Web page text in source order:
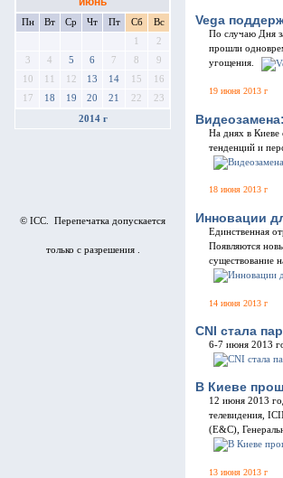
Пн Вт Ср Чт Пт Сб
Вс
1
2
3
4 5 6 7 8
9
10
11 12 13 14 15
16
17
18 19 20 21 22 23
2014 г
© ICC. Перепечатка допускается
только с разрешения .
Vega
По случаю Дня
прошли
угощения.
19 июня 2013 г
На днях в Киеве
тенденций и
18 июня 2013 г
Инновации
Единственная
Появляются
существование
14 июня 2013 г
CNI стала
6-7 июня 2013
В Киеве
12 июня 2013
телевидения,
(E&C),
13 июня 2013 г